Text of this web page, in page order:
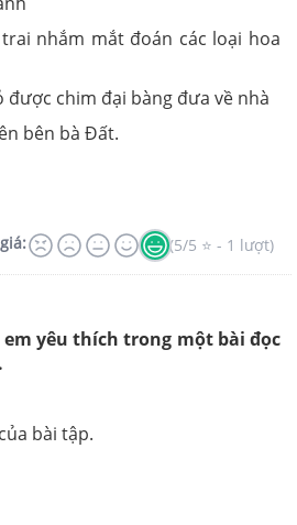
nhắm mắt đoán các loại hoa
được chim đại bàng đưa về nhà
bên bà Đất.
(5/5 ⭐ - 1 lượt)
em yêu thích trong một bài đọc
bài tập.